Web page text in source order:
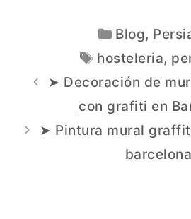
Categorías
Blog,
Etiquetas
hosteleria,
➤ Decoración de
con grafiti en
➤ Pintura mural
barcelona